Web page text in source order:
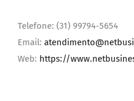
Telefone: (31) 99794-5654
Email:
Web: https://